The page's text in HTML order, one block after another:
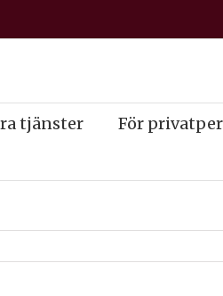
tjänster För